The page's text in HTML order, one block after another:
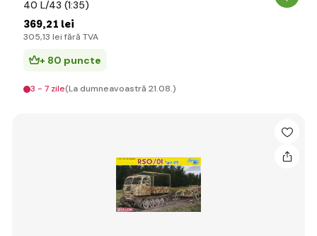
40 L/43 (1:35)
369,21 lei
305,13 lei fără TVA
+ 80 puncte
3 - 7 zile(La dumneavoastră 21.08.)